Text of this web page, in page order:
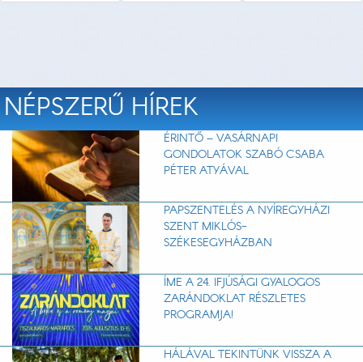
NÉPSZERŰ HÍREK
ÉRINTŐ – VASÁRNAPI
GONDOLATOK SZABÓ CSABA
PÉTER ATYÁVAL
PAPSZENTELÉS A NYÍREGYHÁZI
SZENT MIKLÓS-
SZÉKESEGYHÁZBAN
ÍME A 24. IFJÚSÁGI GYALOGOS
ZARÁNDOKLAT RÉSZLETES
PROGRAMJA!
HÁLÁVAL TEKINTÜNK VISSZA A